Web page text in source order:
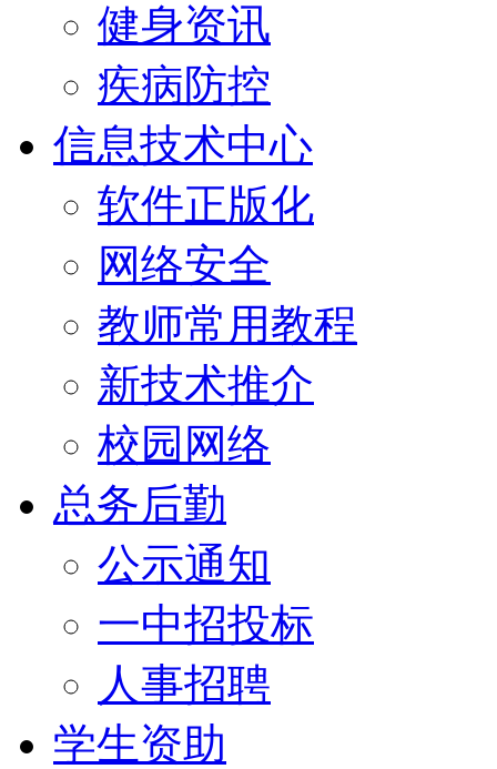
健身资讯
疾病防控
信息技术中心
软件正版化
网络安全
教师常用教程
新技术推介
校园网络
总务后勤
公示通知
一中招投标
人事招聘
学生资助